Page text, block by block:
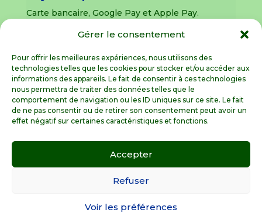
Gérer le consentement
Pour offrir les meilleures expériences, nous utilisons des
technologies telles que les cookies pour stocker et/ou accéder aux
informations des appareils. Le fait de consentir à ces technologies
nous permettra de traiter des données telles que le
comportement de navigation ou les ID uniques sur ce site. Le fait
de ne pas consentir ou de retirer son consentement peut avoir un
effet négatif sur certaines caractéristiques et fonctions.
Accepter
Refuser
Voir les préférences
Carte bancaire, Google Pay et Apple Pay.
uniquement
Livraison sous 8 jours pour les pièces
détachées
Livraisons sous 15 jours pour les outillages de
jardin (sous réserve de stock disponible)
en France Métropolitaine
© GardenGalaxie 2026 |Mentions légales